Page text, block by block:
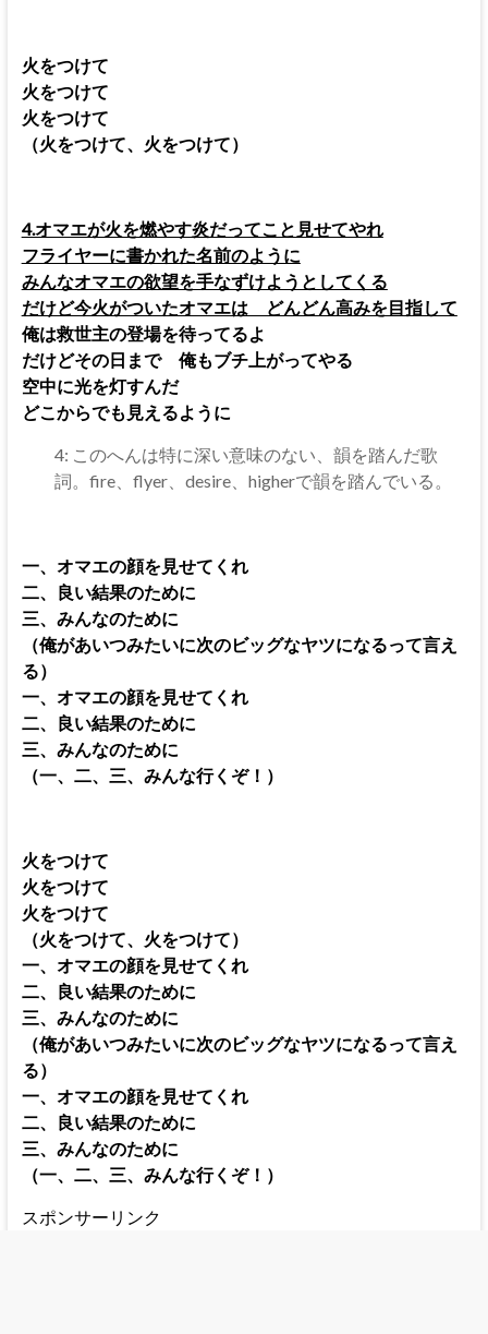
火をつけて
火をつけて
火をつけて
（火をつけて、火をつけて）
4.オマエが火を燃やす炎だってこと見せてやれ
フライヤーに書かれた名前のように
みんなオマエの欲望を手なずけようとしてくる
だけど今火がついたオマエは どんどん高みを目指して
俺は救世主の登場を待ってるよ
だけどその日まで 俺もブチ上がってやる
空中に光を灯すんだ
どこからでも見えるように
4: このへんは特に深い意味のない、韻を踏んだ歌
詞。fire、flyer、desire、higherで韻を踏んでいる。
一、オマエの顔を見せてくれ
二、良い結果のために
三、みんなのために
（俺があいつみたいに次のビッグなヤツになるって言え
る）
一、オマエの顔を見せてくれ
二、良い結果のために
三、みんなのために
（一、二、三、みんな行くぞ！）
火をつけて
火をつけて
火をつけて
（火をつけて、火をつけて）
一、オマエの顔を見せてくれ
二、良い結果のために
三、みんなのために
（俺があいつみたいに次のビッグなヤツになるって言え
る）
一、オマエの顔を見せてくれ
二、良い結果のために
三、みんなのために
（一、二、三、みんな行くぞ！）
スポンサーリンク